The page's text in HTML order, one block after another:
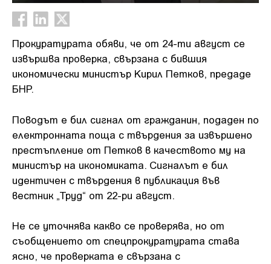
Прокуратурата обяви, че от 24-ти август се
извършва проверка, свързана с бившия
икономически министър Кирил Петков, предаде
БНР.
Поводът е бил сигнал от гражданин, подаден по
електронната поща с твърдения за извършено
престъпление от Петков в качеството му на
министър на икономиката. Сигналът е бил
идентичен с твърдения в публикация във
вестник „Труд“ от 22-ри август.
Не се уточнява какво се проверява, но от
съобщението от спецпрокуратурата става
ясно, че проверката е свързана с